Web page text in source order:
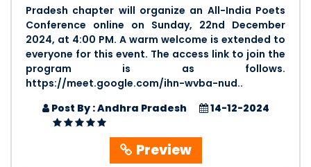
Pradesh chapter will organize an All-India Poets
Conference online on Sunday, 22nd December
2024, at 4:00 PM. A warm welcome is extended to
everyone for this event. The access link to join the
program is as follows.
https://meet.google.com/ihn-wvba-nud..
Post By : Andhra Pradesh
14-12-2024
Preview